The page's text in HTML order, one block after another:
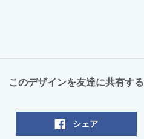
このデザインを友達に共有する
シェア